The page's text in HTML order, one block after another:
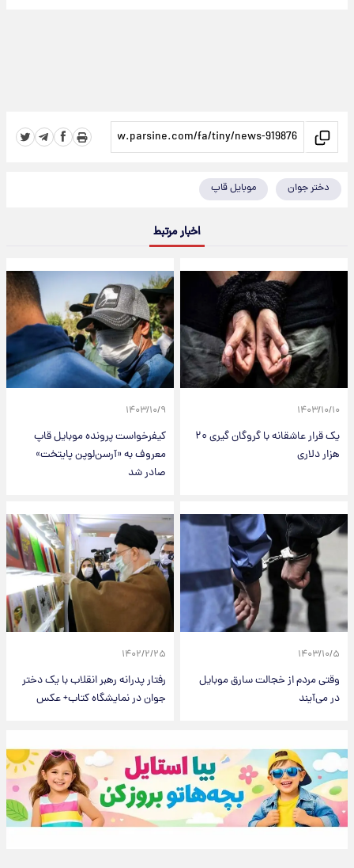
دختر جوان موبایل قاپ
اخبار مرتبط
۱۴۰۳/۱۰/۱۰
یک قرار عاشقانه با گروگان گیری ۲۰
هزار دلاری
۱۴۰۳/۱۰/۹
کیفرخواست پرونده موبایل قاپ
معروف به «آرسن‌لوپن پایتخت»
صادر شد
۱۴۰۳/۱۰/۵
وقتی مردم از خجالت سارق موبایل
در می‌آیند
۱۴۰۲/۲/۲۵
رفتار پدرانه رهبر انقلاب با یک دختر
جوان در نمایشگاه کتاب+ عکس